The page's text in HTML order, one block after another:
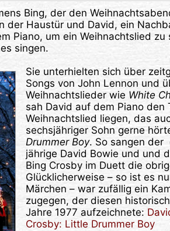
Bing, der den
der Haustür und David, ein
Piano, um ein Weihnachtslied zu
singen.
Sie unterhielten sich über
Songs von John Lennon und
Weihnachtslieder wie White
sah David auf dem Piano den
Weihnachtslied liegen, das
sechsjähriger Sohn gerne
Drummer Boy. So sangen der
jährige David Bowie und und
Bing Crosby im Duett die
Glücklicherweise – so ist es
Märchen – war zufällig ein
zugegen, der diesen
Jahre 1977 aufzeichnete:
Crosby: Little Drummer Boy